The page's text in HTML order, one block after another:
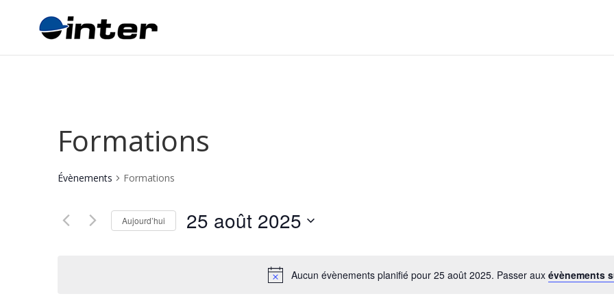
Aucun évènements planifié pour 25 août 2025. Passer aux évènements
Formations
Évènements Formations
Aujourd’hui 25 août 2025